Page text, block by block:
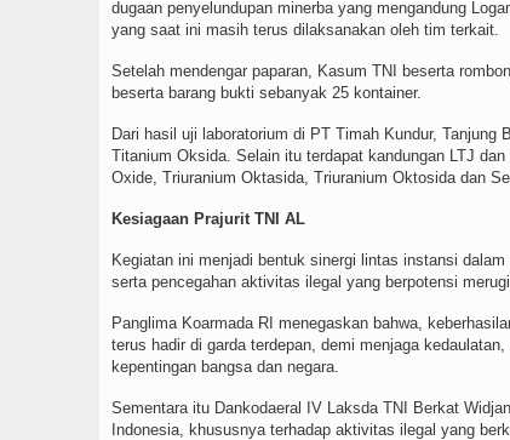
dugaan penyelundupan minerba yang mengandung
yang saat ini masih terus dilaksanakan oleh tim terkait.
Setelah mendengar paparan, Kasum TNI beserta
beserta barang bukti sebanyak 25 kontainer.
Dari hasil uji laboratorium di PT Timah Kundur,
Titanium Oksida. Selain itu terdapat kandungan LTJ
Oxide, Triuranium Oktasida, Triuranium Oktosida dan
Kesiagaan Prajurit TNI AL
Kegiatan ini menjadi bentuk sinergi lintas instansi
serta pencegahan aktivitas ilegal yang berpotensi
Panglima Koarmada RI menegaskan bahwa,
terus hadir di garda terdepan, demi menjaga
kepentingan bangsa dan negara.
Sementara itu Dankodaeral IV Laksda TNI Berkat
Indonesia, khususnya terhadap aktivitas ilegal yang